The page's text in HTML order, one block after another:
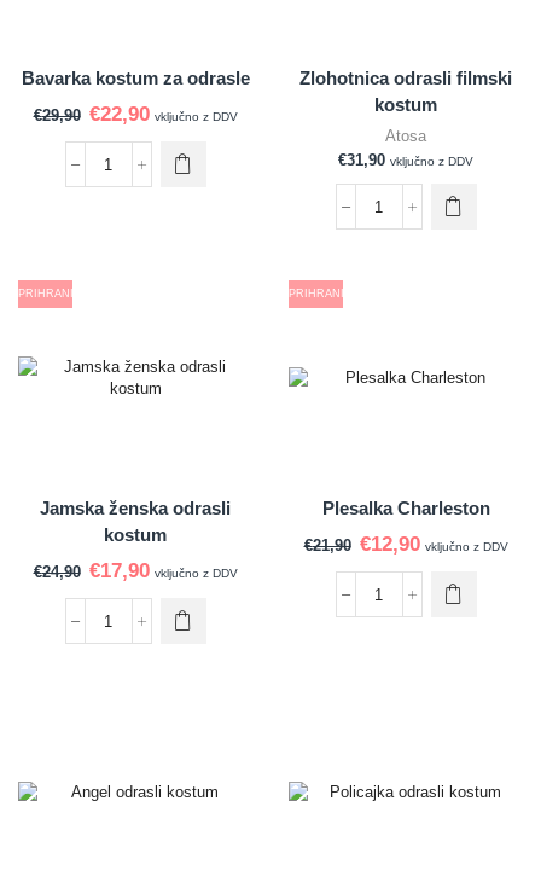
Bavarka kostum za odrasle
€29,90 €22,90 vključno z DDV
Zlohotnica odrasli filmski
kostum
Atosa
€31,90 vključno z DDV
PRIHRANI
Jamska ženska odrasli
kostum
€24,90 €17,90 vključno z DDV
PRIHRANI
Plesalka Charleston
€21,90 €12,90 vključno z DDV